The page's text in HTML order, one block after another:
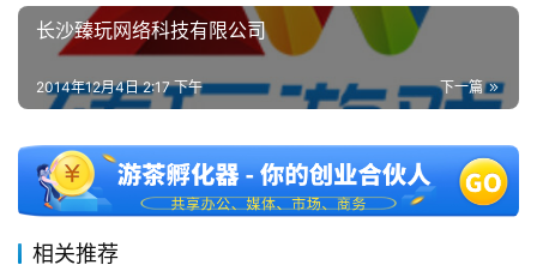
2
5
第
届
长沙臻玩网络科技有限公司
下一篇
2014年12月4日 2:17 下午
相关推荐